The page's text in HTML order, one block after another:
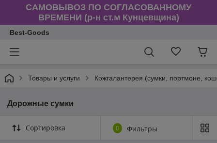
САМОВЫВОЗ ПО СОГЛАСОВАННОМУ
ВРЕМЕНИ (р-н ст.м Кунцевщина)
Best-Goods
Товары и услуги Кожгалантерея (сумки, портмоне,
Дорожные сумки
Сортировка 0 Фильтры